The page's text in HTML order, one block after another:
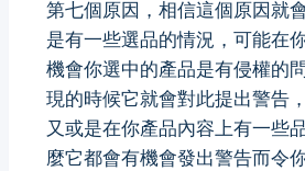
第七個原因，相信這個原因就
是有一些選品的情況，可能在
機會你選中的產品是有侵權的
現的時候它就會對此提出警告
又或是在你產品內容上有一些
麼它都會有機會發出警告而令